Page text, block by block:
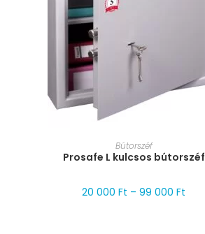
MÉRET VÁLASZTÁSA
Bútorszéf
Prosafe L kulcsos bútorszéf
20 000Ft –99 000Ft